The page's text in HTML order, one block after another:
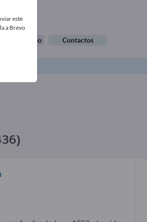
de empleo Contactos
este
a Brevo